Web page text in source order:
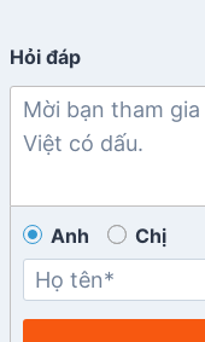
Hỏi đáp
Anh Chị